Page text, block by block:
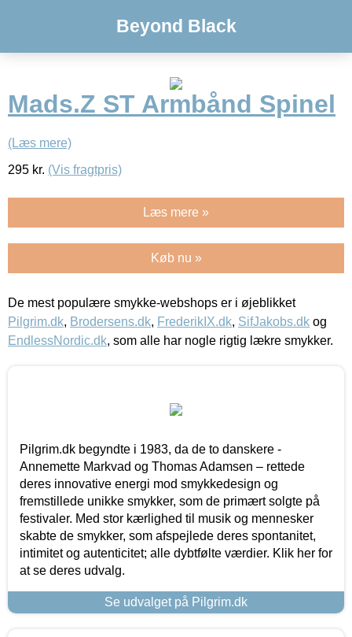
Beyond Black
Mads.Z ST Armbånd Spinel
(Læs mere)
295 kr. (Vis fragtpris)
Læs mere »
Køb nu »
De mest populære smykke-webshops er i øjeblikket
Pilgrim.dk, Brodersens.dk, FrederikIX.dk, SifJakobs.dk og
EndlessNordic.dk, som alle har nogle rigtig lækre smykker.
Pilgrim.dk begyndte i 1983, da de to danskere -
Annemette Markvad og Thomas Adamsen – rettede
deres innovative energi mod smykkedesign og
fremstillede unikke smykker, som de primært solgte på
festivaler. Med stor kærlighed til musik og mennesker
skabte de smykker, som afspejlede deres spontanitet,
intimitet og autenticitet; alle dybtfølte værdier. Klik her for
at se deres udvalg.
Se udvalget på Pilgrim.dk